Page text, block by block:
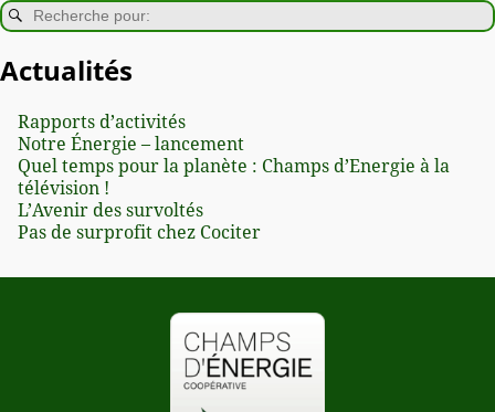
Actualités
Rapports d’activités
Notre Énergie – lancement
Quel temps pour la planète : Champs d’Energie à la
télévision !
L’Avenir des survoltés
Pas de surprofit chez Cociter